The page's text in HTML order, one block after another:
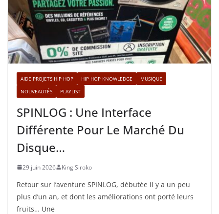
AIDE PROJETS HIP HOP HIP HOP KNOWLEDGE
MUSIQUE
NOUVEAUTÉS
PLAYLIST
SPINLOG : Une Interface
Différente Pour Le Marché Du
Disque…
29 juin 2026 King Siroko
Retour sur l’aventure SPINLOG, débutée il y a un peu
plus d’un an, et dont les améliorations ont porté leurs
fruits… Une